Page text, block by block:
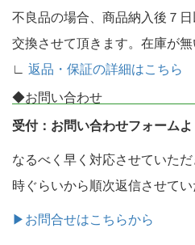
不良品の場合、商品納入後７
交換させて頂きます。在庫が無
∟ 返品・保証の詳細はこちら
◆お問い合わせ
受付：お問い合わせフォーム
なるべく早く対応させていた
時ぐらいから順次返信させてい
▶お問合せはこちらから